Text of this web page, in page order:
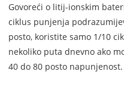
Govoreći o litij-ionskim
ciklus punjenja
posto, koristite samo 1/10
nekoliko puta dnevno ako
40 do 80 posto napunjenost.